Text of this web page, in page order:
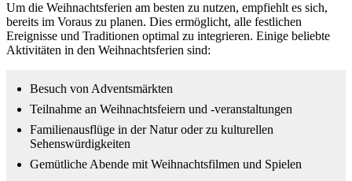
Um die Weihnachtsferien am besten zu nutzen, empfiehlt es sich,
bereits im Voraus zu planen. Dies ermöglicht, alle festlichen
Ereignisse und Traditionen optimal zu integrieren. Einige beliebte
Aktivitäten in den Weihnachtsferien sind:
Besuch von Adventsmärkten
Teilnahme an Weihnachtsfeiern und -veranstaltungen
Familienausflüge in der Natur oder zu kulturellen
Sehenswürdigkeiten
Gemütliche Abende mit Weihnachtsfilmen und Spielen